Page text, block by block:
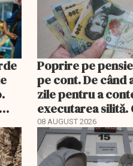
Poprire pe
pe cont. De când
zile pentru a
executarea silită.
decizie CCR
08 AUGUST 2026